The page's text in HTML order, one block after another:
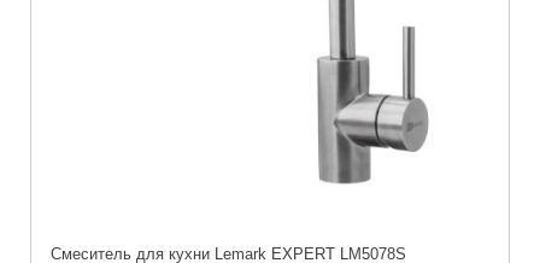
Cмеситель для кухни Lemark EXPERT LM5078S